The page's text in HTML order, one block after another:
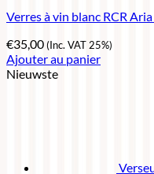
Verres à vin blanc RCR
€35,00(Inc. VAT 25%)
Ajouter au panier
Nieuwste